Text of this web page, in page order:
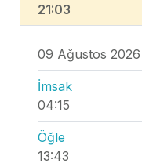
21:03
09 Ağustos 2026
İmsak
04:15
Öğle
13:43